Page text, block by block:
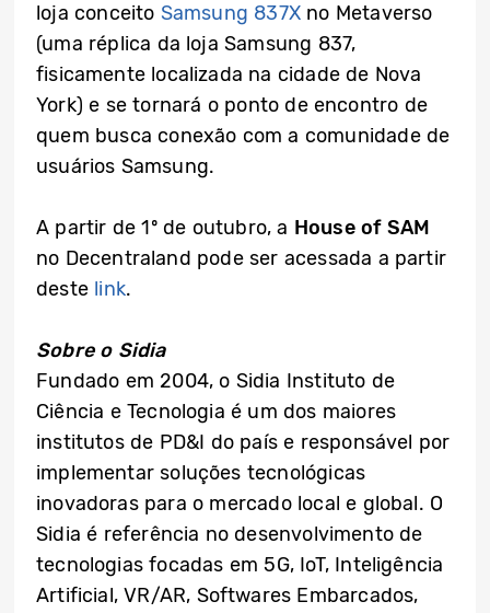
loja conceito Samsung 837Xno Metaverso
(uma réplica da loja Samsung 837,
fisicamente localizada na cidade de Nova
York) e se tornará o ponto de encontro de
quem busca conexão com a comunidade de
usuários Samsung.
A partir de 1º de outubro, a House of SAM
no Decentraland pode ser acessada a partir
deste link.
Sobre o Sidia
Fundado em 2004, o Sidia Instituto de
Ciência e Tecnologia é um dos maiores
institutos de PD&I do país e responsável por
implementar soluções tecnológicas
inovadoras para o mercado local e global. O
Sidia é referência no desenvolvimento de
tecnologias focadas em 5G, IoT, Inteligência
Artificial, VR/AR, Softwares Embarcados,